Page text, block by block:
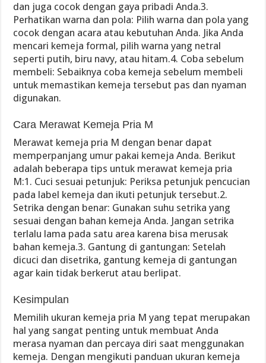
dan juga cocok dengan gaya pribadi Anda.3.
Perhatikan warna dan pola: Pilih warna dan pola yang
cocok dengan acara atau kebutuhan Anda. Jika Anda
mencari kemeja formal, pilih warna yang netral
seperti putih, biru navy, atau hitam.4. Coba sebelum
membeli: Sebaiknya coba kemeja sebelum membeli
untuk memastikan kemeja tersebut pas dan nyaman
digunakan.
Cara Merawat Kemeja Pria M
Merawat kemeja pria M dengan benar dapat
memperpanjang umur pakai kemeja Anda. Berikut
adalah beberapa tips untuk merawat kemeja pria
M:1. Cuci sesuai petunjuk: Periksa petunjuk pencucian
pada label kemeja dan ikuti petunjuk tersebut.2.
Setrika dengan benar: Gunakan suhu setrika yang
sesuai dengan bahan kemeja Anda. Jangan setrika
terlalu lama pada satu area karena bisa merusak
bahan kemeja.3. Gantung di gantungan: Setelah
dicuci dan disetrika, gantung kemeja di gantungan
agar kain tidak berkerut atau berlipat.
Kesimpulan
Memilih ukuran kemeja pria M yang tepat merupakan
hal yang sangat penting untuk membuat Anda
merasa nyaman dan percaya diri saat menggunakan
kemeja. Dengan mengikuti panduan ukuran kemeja